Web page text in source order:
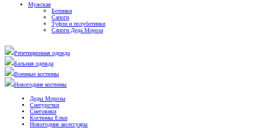
Мужская
Ботинки
Сапоги
Туфли и полуботинки
Сапоги Деда Мороза
Репетиционная одежда
Бальная одежда
Военные костюмы
Новогодние костюмы
Деды Морозы
Снегурочки
Снеговики
Костюмы Елки
Новогодние аксессуары